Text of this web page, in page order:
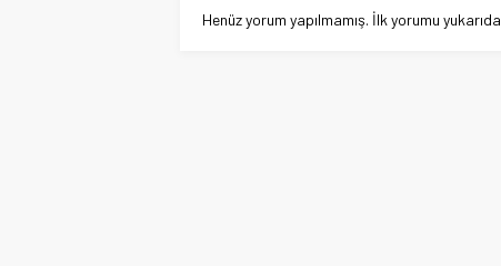
Henüz yorum yapılmamış. İlk yorumu